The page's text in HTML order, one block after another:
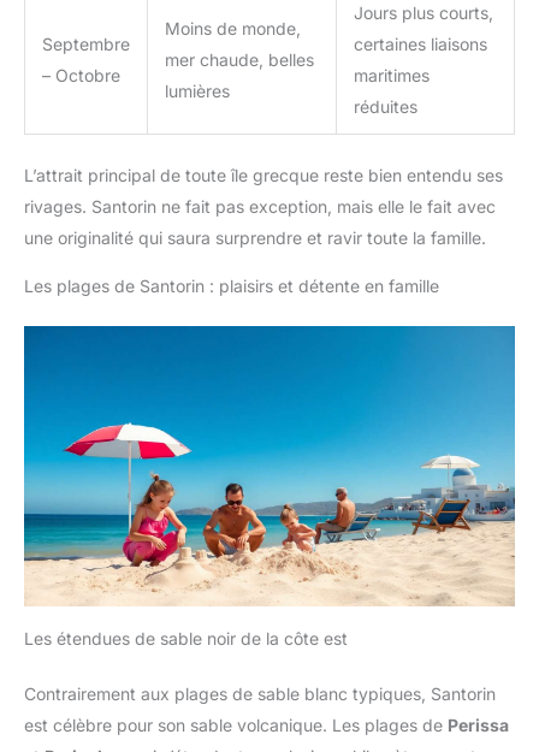
Septembre
– Octobre
Moins de monde,
mer chaude, belles
lumières
Jours plus courts,
certaines liaisons
maritimes
réduites
L’attrait principal de toute île grecque reste bien entendu ses
rivages. Santorin ne fait pas exception, mais elle le fait avec
une originalité qui saura surprendre et ravir toute la famille.
Les plages de Santorin : plaisirs et détente en famille
Les étendues de sable noir de la côte est
Contrairement aux plages de sable blanc typiques, Santorin
est célèbre pour son sable volcanique. Les plages de Perissa